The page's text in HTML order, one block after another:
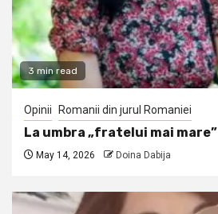
3 min read
Opinii Romanii din jurul Romaniei
La umbra „fratelui mai mare”
May 14, 2026 Doina Dabija